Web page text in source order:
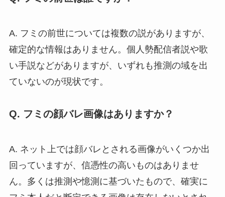
A. フミの前世については複数の説がありますが、
確定的な情報はありません。個人勢配信者説や歌
い手説などがありますが、いずれも推測の域を出
ていないのが現状です。
Q. フミの顔バレ画像はありますか？
A. ネット上では顔バレとされる画像がいくつか出
回っていますが、信憑性の高いものはありませ
ん。多くは推測や憶測に基づいたもので、確実に